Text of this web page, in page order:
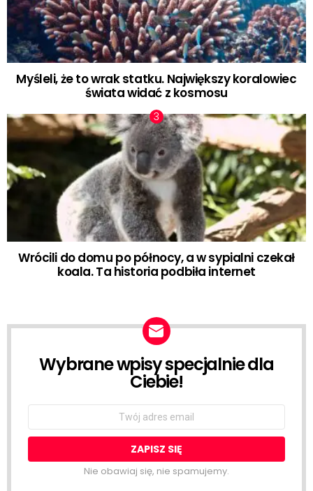
Myśleli, że to wrak statku. Największy koralowiec
świata widać z kosmosu
Wrócili do domu po północy, a w sypialni czekał
koala. Ta historia podbiła internet
NEWSLETTER
Wybrane wpisy specjalnie dla
Ciebie!
Email
Nie obawiaj się, nie spamujemy.